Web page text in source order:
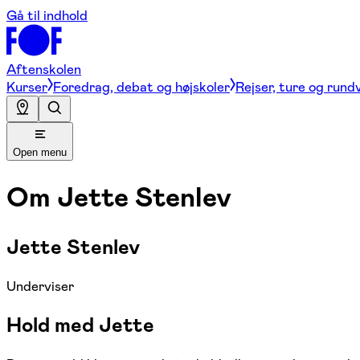
Gå til indhold
Aftenskolen
Kurser Foredrag, debat og højskoler Rejser, ture og
Open menu
Om Jette Stenlev
Jette Stenlev
Underviser
Hold med Jette